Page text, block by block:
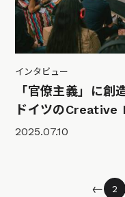
インタビュー
「官僚主義」に創
ドイツの
2025.07.10
← 2